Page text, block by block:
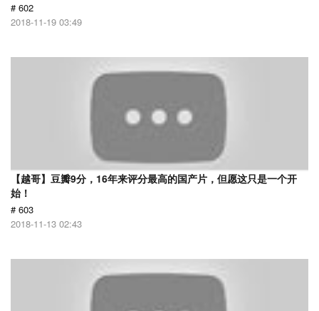
# 602
2018-11-19 03:49
【越哥】豆瓣9分，16年来评分最高的国产片，但愿这只是一个开
始！
# 603
2018-11-13 02:43